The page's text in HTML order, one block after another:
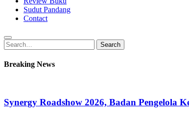
Sudut Pandang
Contact
Search
for:
Search
Breaking News
Synergy Roadshow 2026, Badan